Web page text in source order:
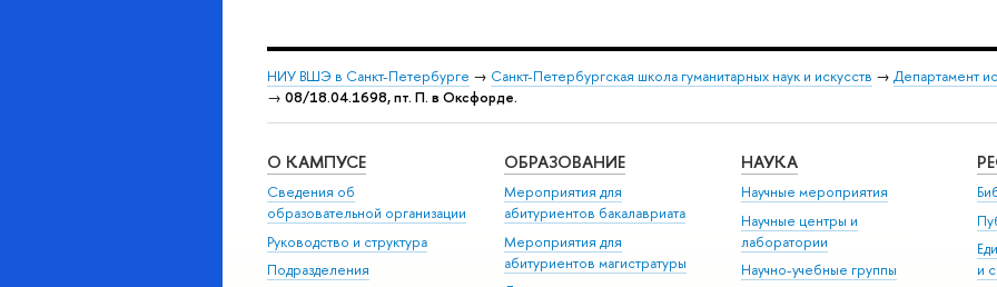
НИУ ВШЭ в Санкт-Петербурге → Санкт-Петербургская школа гуманитарных наук и искусств → Департамент
→ 08/18.04.1698, пт. П. в Оксфорде.
О КАМПУСЕ
Сведения об
образовательной организации
Руководство и структура
Подразделения
ОБРАЗОВАНИЕ
Мероприятия для
абитуриентов бакалавриата
Мероприятия для
абитуриентов магистратуры
НАУКА
Научные мероприятия
Научные центры и
лаборатории
Научно-учебные группы
и